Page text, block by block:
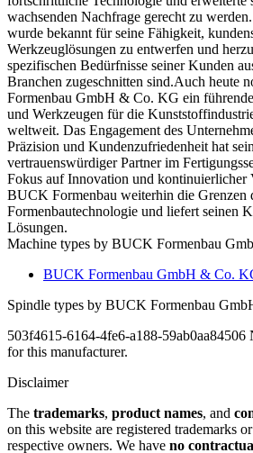
wachsenden Nachfrage gerecht zu
wurde bekannt für seine Fähigkeit,
Werkzeuglösungen zu entwerfen und
spezifischen Bedürfnisse seiner Kunden
Branchen zugeschnitten sind.Auch heute
Formenbau GmbH & Co. KG ein
und Werkzeugen für die
weltweit. Das Engagement des
Präzision und Kundenzufriedenheit hat
vertrauenswürdiger Partner im
Fokus auf Innovation und kontinuierlicher
BUCK Formenbau weiterhin die Grenzen
Formenbautechnologie und liefert seinen
Lösungen.
Machine types by BUCK Formenbau
BUCK Formenbau GmbH & Co.
Spindle types by BUCK Formenbau
503f4615-6164-4fe6-a188-59ab0aa84506
for this manufacturer.
Disclaimer
The trademarks, product names, and
on this website are registered trademarks
respective owners. We have no